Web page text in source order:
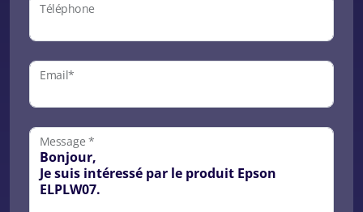
Téléphone
Email*
Message *